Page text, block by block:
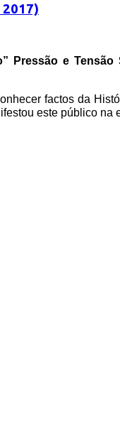
2017)
Pressão e Tensão
factos da
este público